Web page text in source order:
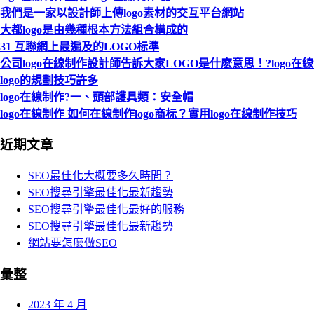
我們是一家以設計師上傳logo素材的交互平台網站
大都logo是由幾種根本方法組合構成的
31 互聯網上最遍及的LOGO标準
公司logo在線制作設計師告訴大家LOGO是什麽意思！?logo在
logo的規劃技巧許多
logo在線制作?一、頭部護具類：安全帽
logo在線制作 如何在線制作logo商标？實用logo在線制作技巧
近期文章
SEO最佳化大概要多久時間？
SEO搜尋引擎最佳化最新趨勢
SEO搜尋引擎最佳化最好的服務
SEO搜尋引擎最佳化最新趨勢
網站要怎麼做SEO
彙整
2023 年 4 月